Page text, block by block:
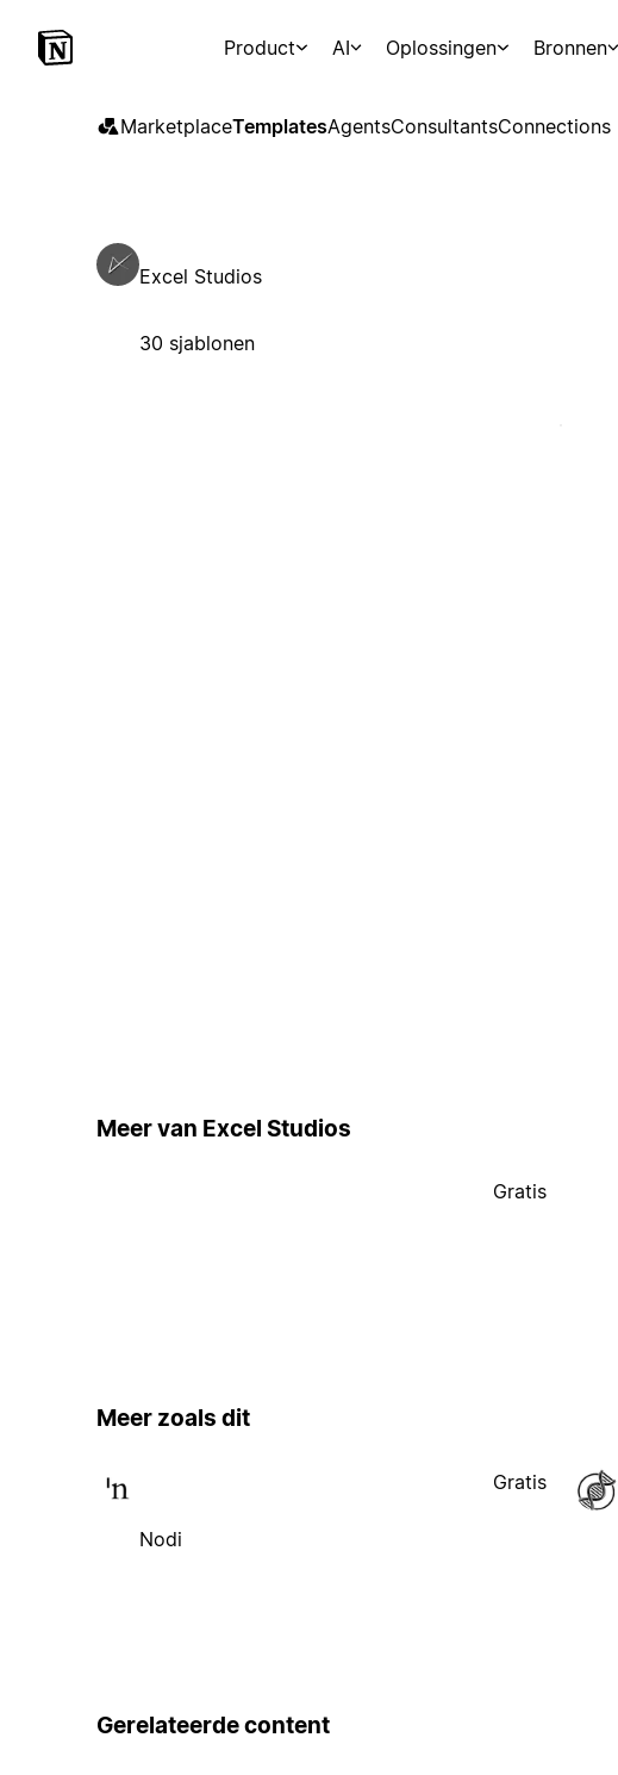
Product AI Oplossingen Bronnen
MarketplaceTemplatesAgentsConsultantsConnections
Excel Studios
30 sjablonen
Meer van Excel Studios
Gratis
Meer zoals dit
Nodi
Gratis
Gerelateerde content